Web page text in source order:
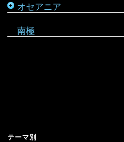
オセアニア
マーシャル諸島
南極
テーマ別